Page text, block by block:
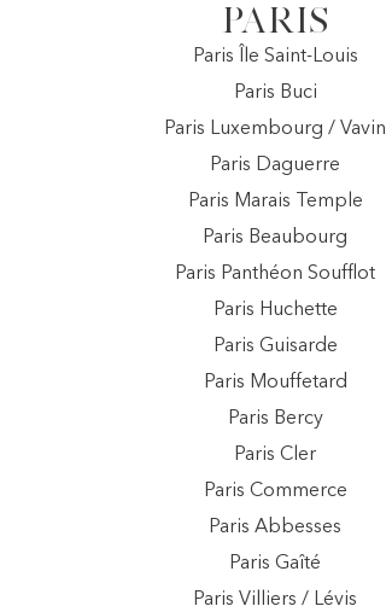
Paris
Paris Île Saint-Louis
Paris Buci
Paris Luxembourg / Vavin
Paris Daguerre
Paris Marais Temple
Paris Beaubourg
Paris Panthéon Soufflot
Paris Huchette
Paris Guisarde
Paris Mouffetard
Paris Bercy
Paris Cler
Paris Commerce
Paris Abbesses
Paris Gaîté
Paris Villiers / Lévis